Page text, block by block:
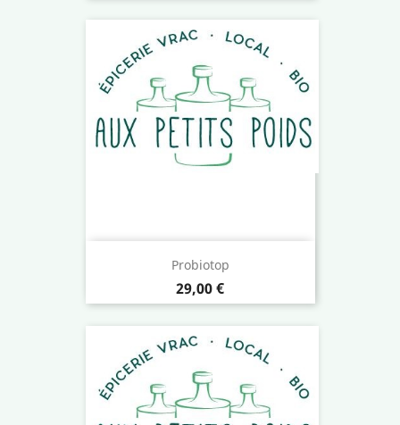
Probiotop
Prix
29,00 €